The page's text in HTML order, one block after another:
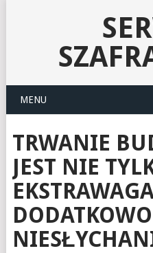
MENU
TRWANIE
JEST NIE
DODATKOWO